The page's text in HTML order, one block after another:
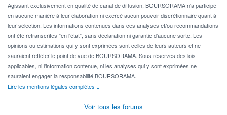
Agissant exclusivement en qualité de canal de diffusion, BOURSORAMA n'a participé
en aucune manière à leur élaboration ni exercé aucun pouvoir discrétionnaire quant à
leur sélection. Les informations contenues dans ces analyses et/ou recommandations
ont été retranscrites "en l'état", sans déclaration ni garantie d'aucune sorte. Les
opinions ou estimations qui y sont exprimées sont celles de leurs auteurs et ne
sauraient refléter le point de vue de BOURSORAMA. Sous réserves des lois
applicables, ni l'information contenue, ni les analyses qui y sont exprimées ne
sauraient engager la responsabilité BOURSORAMA.
Lire les mentions légales complètes
Voir tous les forums